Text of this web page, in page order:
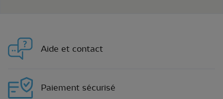
Aide et contact
Paiement sécurisé